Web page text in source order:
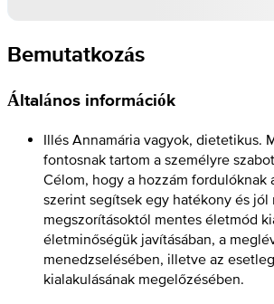
Bemutatkozás
Általános információk
Illés Annamária vagyok, dietetikus.
fontosnak tartom a személyre
Célom, hogy a hozzám fordulóknak
szerint segítsek egy hatékony és jól
megszorításoktól mentes életmód
életminőségük javításában, a
menedzselésében, illetve az
kialakulásának megelőzésében.